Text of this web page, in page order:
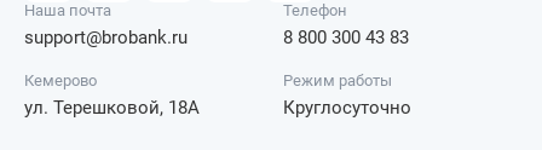
Наша почта
support@brobank.ru
Телефон
8 800 300 43 83
Кемерово
ул. Терешковой, 18А
Режим работы
Круглосуточно